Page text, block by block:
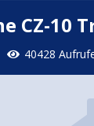
CZ-10
40428